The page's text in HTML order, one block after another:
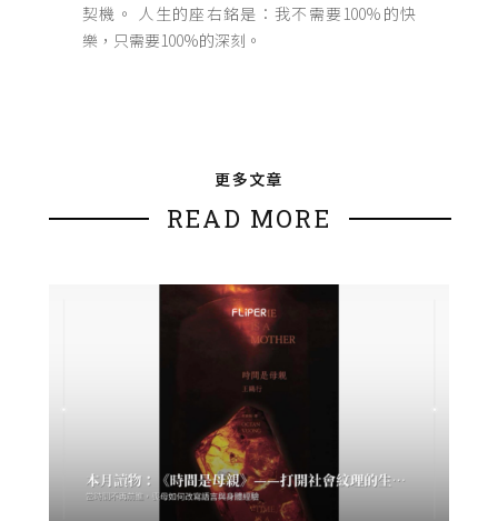
契機。 人生的座右銘是：我不需要100%的快
樂，只需要100%的深刻。
更多文章
READ MORE